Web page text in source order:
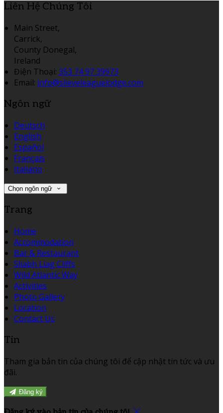
Liên Hệ Chúng Tôi
Main Street,
Carrick,
County Donegal,
Ireland
Điện Thoại: 353 74 97 39973
Email: info@slieveleaguelodge.com
Ngôn ngữ
Deutsch
English
Español
Français
Italiano
Chọn ngôn ngữ
Trang
Home
Accommodation
Bar & Restaurant
Sliabh Liag Cliffs
Wild Atlantic Way
Activities
Photo Gallery
Location
Contact Us
Tin
Tham gia bản tin của chúng tôi để cập nhật tin tức và ưu
đãi.
Đăng ký